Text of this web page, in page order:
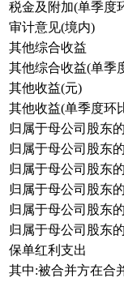
税金及附加(单季度
审计意见(境内)
其他综合收益
其他综合收益(单季
其他收益(元)
其他收益(单季度环
归属于母公司股东
归属于母公司股东
归属于母公司股东
归属于母公司股东
归属于母公司股东
归属于母公司股东
保单红利支出
其中:被合并方在合